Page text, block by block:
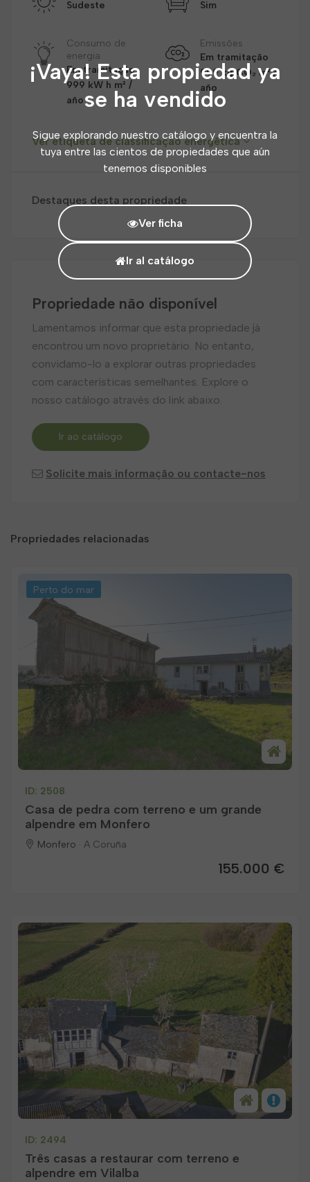
¡Vaya! Esta propiedad ya
se ha vendido
Sigue explorando nuestro catálogo y encuentra la
tuya entre las cientos de propiedades que aún
tenemos disponibles
Ver ficha
Ir al catálogo
Sudeste Sim
Consumo de
energia
Em tramitação
999 kW h m² /
año
Emissões
Em tramitação
999 kg CO₂ m² /
año
Ver etiqueta de classificação energética
Destaques desta propriedade
Propriedade não disponível
Lamentamos informar que esta propriedade já
encontrou um novo proprietário. No entanto,
convidamo-lo a explorar outras propriedades
com características semelhantes. Explore o
nosso catálogo através do link abaixo.
Ir ao catálogo
Solicite mais informação ou contacte-nos
Propriedades relacionadas
Perto do mar
ID: 2508
Casa de pedra com terreno e um grande
alpendre em Monfero
Monfero · A Coruña
155.000 €
ID: 2494
Três casas a restaurar com terreno e
alpendre em Vilalba